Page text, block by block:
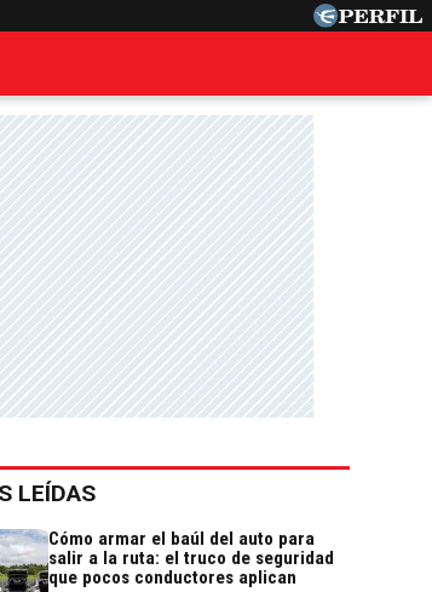
LEÍDAS
Cómo armar el baúl del auto para
salir a la ruta: el truco de seguridad
que pocos conductores aplican